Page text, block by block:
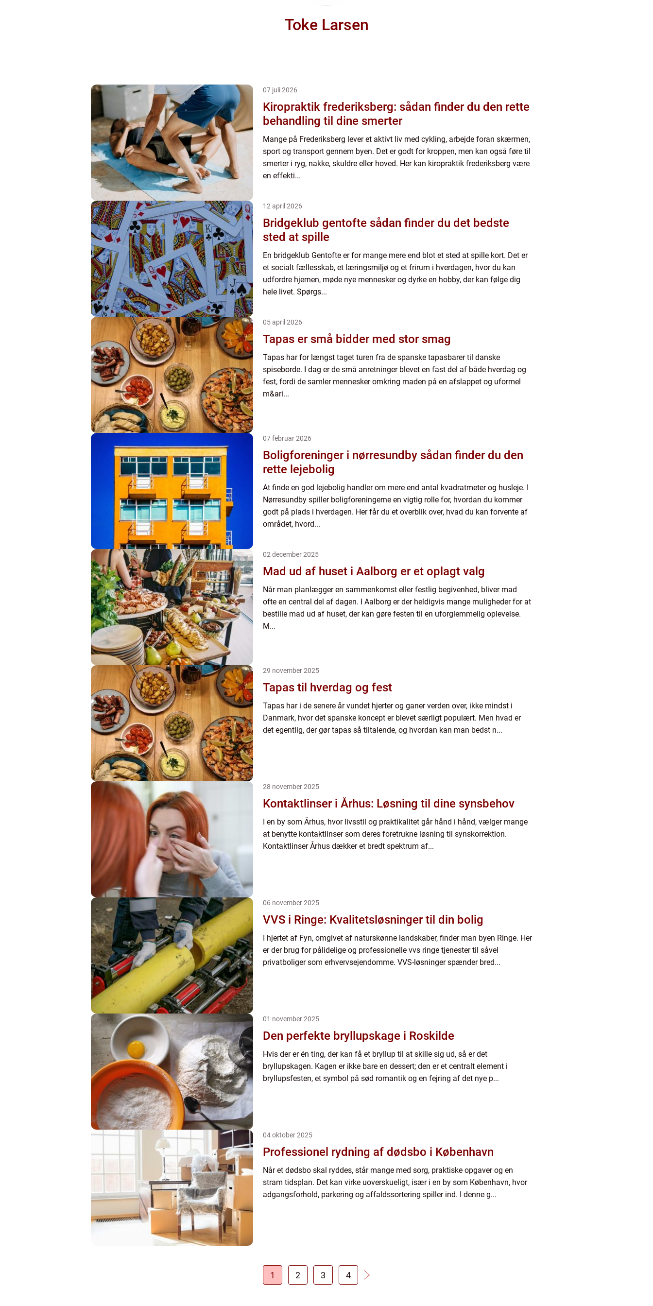
Toke Larsen
07 juli 2026
Kiropraktik frederiksberg: sådan finder du den rette
behandling til dine smerter
Mange på Frederiksberg lever et aktivt liv med cykling, arbejde foran skærmen,
sport og transport gennem byen. Det er godt for kroppen, men kan også føre til
smerter i ryg, nakke, skuldre eller hoved. Her kan kiropraktik frederiksberg være
en effekti...
12 april 2026
Bridgeklub gentofte sådan finder du det bedste
sted at spille
En bridgeklub Gentofte er for mange mere end blot et sted at spille kort. Det er
et socialt fællesskab, et læringsmiljø og et frirum i hverdagen, hvor du kan
udfordre hjernen, møde nye mennesker og dyrke en hobby, der kan følge dig
hele livet. Spørgs...
05 april 2026
Tapas er små bidder med stor smag
Tapas har for længst taget turen fra de spanske tapasbarer til danske
spiseborde. I dag er de små anretninger blevet en fast del af både hverdag og
fest, fordi de samler mennesker omkring maden på en afslappet og uformel
m&ari...
07 februar 2026
Boligforeninger i nørresundby sådan finder du den
rette lejebolig
At finde en god lejebolig handler om mere end antal kvadratmeter og husleje. I
Nørresundby spiller boligforeningerne en vigtig rolle for, hvordan du kommer
godt på plads i hverdagen. Her får du et overblik over, hvad du kan forvente af
området, hvord...
02 december 2025
Mad ud af huset i Aalborg er et oplagt valg
Når man planlægger en sammenkomst eller festlig begivenhed, bliver mad
ofte en central del af dagen. I Aalborg er der heldigvis mange muligheder for at
bestille mad ud af huset, der kan gøre festen til en uforglemmelig oplevelse.
M...
29 november 2025
Tapas til hverdag og fest
Tapas har i de senere år vundet hjerter og ganer verden over, ikke mindst i
Danmark, hvor det spanske koncept er blevet særligt populært. Men hvad er
det egentlig, der gør tapas så tiltalende, og hvordan kan man bedst n...
28 november 2025
Kontaktlinser i Århus: Løsning til dine synsbehov
I en by som Århus, hvor livsstil og praktikalitet går hånd i hånd, vælger mange
at benytte kontaktlinser som deres foretrukne løsning til synskorrektion.
Kontaktlinser Århus dækker et bredt spektrum af...
06 november 2025
VVS i Ringe: Kvalitetsløsninger til din bolig
I hjertet af Fyn, omgivet af naturskønne landskaber, finder man byen Ringe. Her
er der brug for pålidelige og professionelle vvs ringe tjenester til såvel
privatboliger som erhvervsejendomme. VVS-løsninger spænder bred...
01 november 2025
Den perfekte bryllupskage i Roskilde
Hvis der er én ting, der kan få et bryllup til at skille sig ud, så er det
bryllupskagen. Kagen er ikke bare en dessert; den er et centralt element i
bryllupsfesten, et symbol på sød romantik og en fejring af det nye p...
04 oktober 2025
Professionel rydning af dødsbo i København
Når et dødsbo skal ryddes, står mange med sorg, praktiske opgaver og en
stram tidsplan. Det kan virke uoverskueligt, især i en by som København, hvor
adgangsforhold, parkering og affaldssortering spiller ind. I denne g...
1 2 3 4